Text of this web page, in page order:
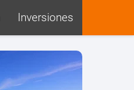
Inversiones